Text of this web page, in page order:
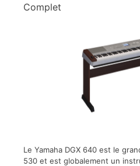
Complet
Le Yamaha DGX 640 est le
530 et est globalement un